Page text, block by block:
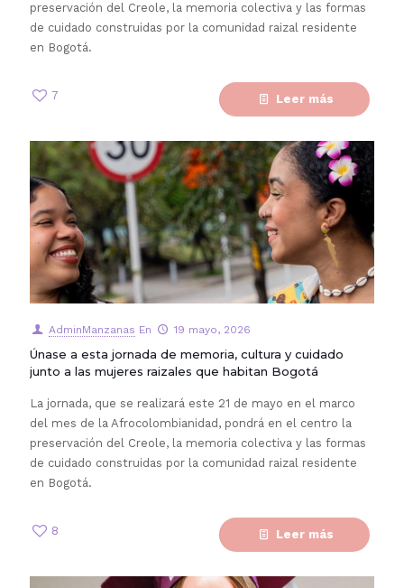
preservación del Creole, la memoria colectiva y las formas
de cuidado construidas por la comunidad raizal residente
en Bogotá.
7 Leer más
AdminManzanas En 19 mayo, 2026
Únase a esta jornada de memoria, cultura y cuidado
junto a las mujeres raizales que habitan Bogotá
La jornada, que se realizará este 21 de mayo en el marco
del mes de la Afrocolombianidad, pondrá en el centro la
preservación del Creole, la memoria colectiva y las formas
de cuidado construidas por la comunidad raizal residente
en Bogotá.
8 Leer más